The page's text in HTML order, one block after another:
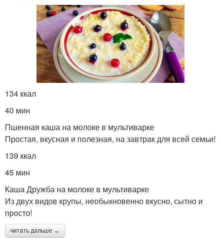
Каши в постное время Каша со шкварками
Каша из пшена Каша с баклажанами
Пшеничная каша
Кукурузная каша
Каша для детей
134 ккал
40 мин
Пшенная каша на молоке в мультиварке
Простая, вкусная и полезная, на завтрак для всей семьи!
139 ккал
45 мин
Каша Дружба на молоке в мультиварке
Из двух видов крупы, необыкновенно вкусно, сытно и
просто!
читать дальше →